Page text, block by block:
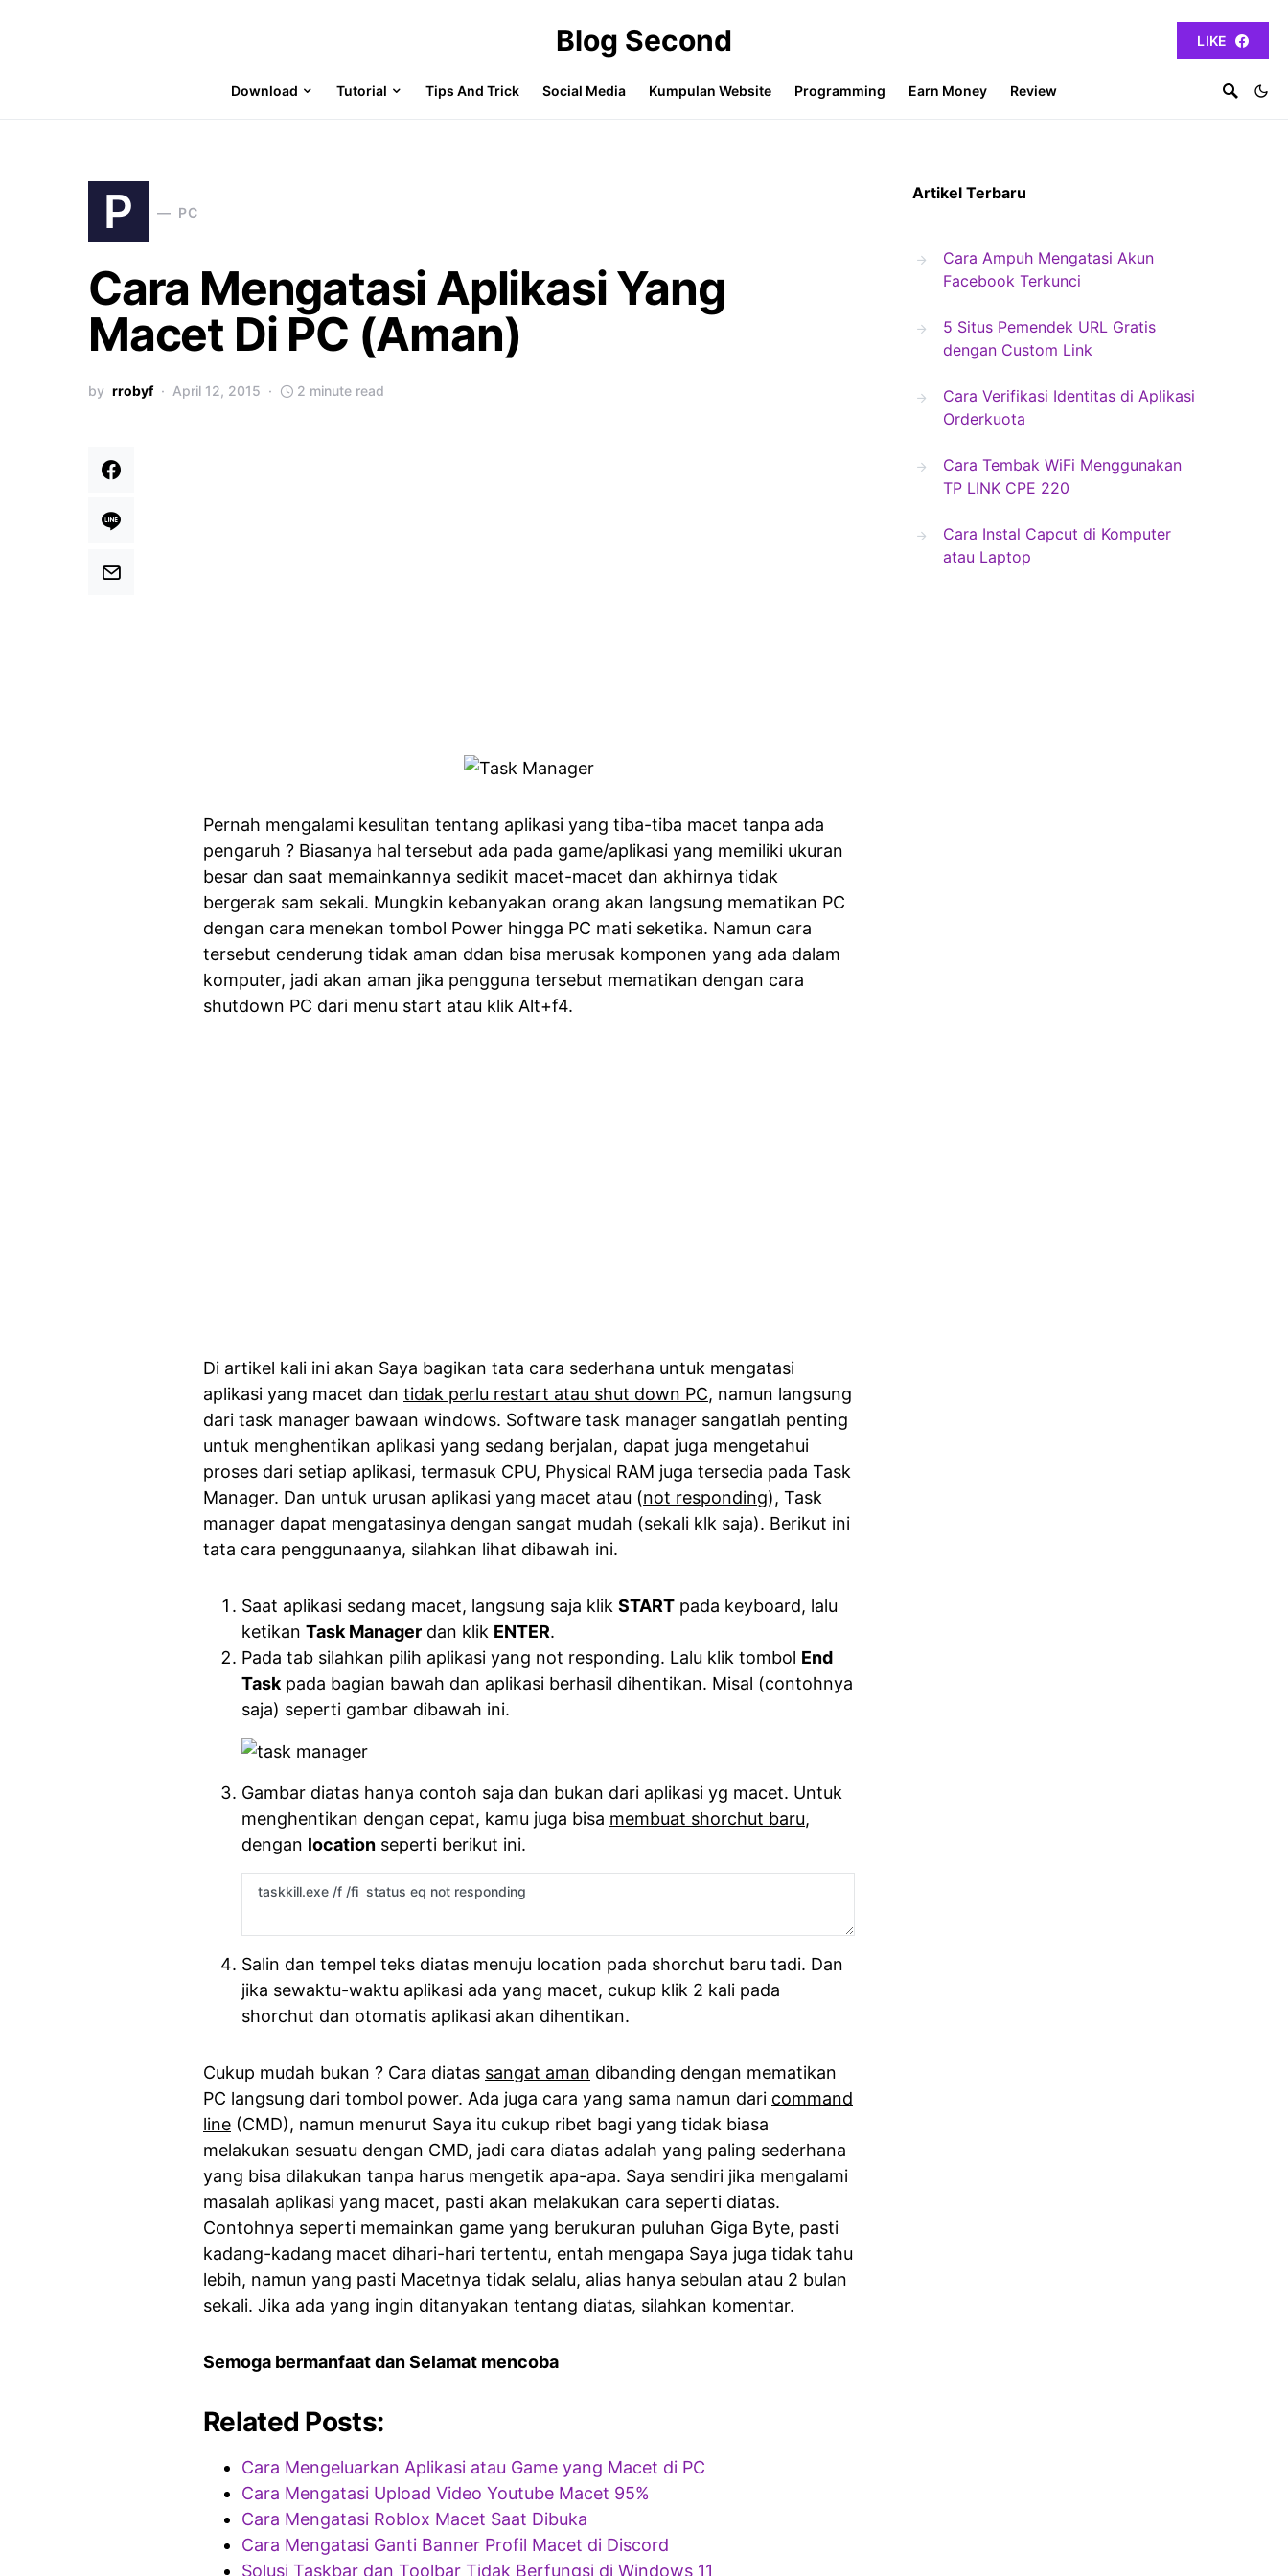
Blog Second LIKE
Download Tutorial Tips And Trick Social Media Kumpulan Website Programming Earn Money Review
P PC
Cara Mengatasi Aplikasi Yang
Macet Di PC (Aman)
by rrobyf April 12, 2015 2 minute read
Pernah mengalami kesulitan tentang aplikasi yang tiba-tiba macet tanpa ada
pengaruh ? Biasanya hal tersebut ada pada game/aplikasi yang memiliki ukuran
besar dan saat memainkannya sedikit macet-macet dan akhirnya tidak
bergerak sam sekali. Mungkin kebanyakan orang akan langsung mematikan PC
dengan cara menekan tombol Power hingga PC mati seketika. Namun cara
tersebut cenderung tidak aman ddan bisa merusak komponen yang ada dalam
komputer, jadi akan aman jika pengguna tersebut mematikan dengan cara
shutdown PC dari menu start atau klik Alt+f4.
Di artikel kali ini akan Saya bagikan tata cara sederhana untuk mengatasi
aplikasi yang macet dan tidak perlu restart atau shut down PC, namun langsung
dari task manager bawaan windows. Software task manager sangatlah penting
untuk menghentikan aplikasi yang sedang berjalan, dapat juga mengetahui
proses dari setiap aplikasi, termasuk CPU, Physical RAM juga tersedia pada Task
Manager. Dan untuk urusan aplikasi yang macet atau (not responding), Task
manager dapat mengatasinya dengan sangat mudah (sekali klk saja). Berikut ini
tata cara penggunaanya, silahkan lihat dibawah ini.
Saat aplikasi sedang macet, langsung saja klik START pada keyboard, lalu
ketikan Task Manager dan klik ENTER.
Pada tab silahkan pilih aplikasi yang not responding. Lalu klik tombol End
Task pada bagian bawah dan aplikasi berhasil dihentikan. Misal (contohnya
saja) seperti gambar dibawah ini.
Gambar diatas hanya contoh saja dan bukan dari aplikasi yg macet. Untuk
menghentikan dengan cepat, kamu juga bisa membuat shorchut baru,
dengan location seperti berikut ini.
Salin dan tempel teks diatas menuju location pada shorchut baru tadi. Dan
jika sewaktu-waktu aplikasi ada yang macet, cukup klik 2 kali pada
shorchut dan otomatis aplikasi akan dihentikan.
Cukup mudah bukan ? Cara diatas sangat aman dibanding dengan mematikan
PC langsung dari tombol power. Ada juga cara yang sama namun dari command
line (CMD), namun menurut Saya itu cukup ribet bagi yang tidak biasa
melakukan sesuatu dengan CMD, jadi cara diatas adalah yang paling sederhana
yang bisa dilakukan tanpa harus mengetik apa-apa. Saya sendiri jika mengalami
masalah aplikasi yang macet, pasti akan melakukan cara seperti diatas.
Contohnya seperti memainkan game yang berukuran puluhan Giga Byte, pasti
kadang-kadang macet dihari-hari tertentu, entah mengapa Saya juga tidak tahu
lebih, namun yang pasti Macetnya tidak selalu, alias hanya sebulan atau 2 bulan
sekali. Jika ada yang ingin ditanyakan tentang diatas, silahkan komentar.
Semoga bermanfaat dan Selamat mencoba
Related Posts:
Cara Mengeluarkan Aplikasi atau Game yang Macet di PC
Cara Mengatasi Upload Video Youtube Macet 95%
Cara Mengatasi Roblox Macet Saat Dibuka
Cara Mengatasi Ganti Banner Profil Macet di Discord
Solusi Taskbar dan Toolbar Tidak Berfungsi di Windows 11
Artikel Terbaru
Cara Ampuh Mengatasi Akun
Facebook Terkunci
5 Situs Pemendek URL Gratis
dengan Custom Link
Cara Verifikasi Identitas di Aplikasi
Orderkuota
Cara Tembak WiFi Menggunakan
TP LINK CPE 220
Cara Instal Capcut di Komputer
atau Laptop